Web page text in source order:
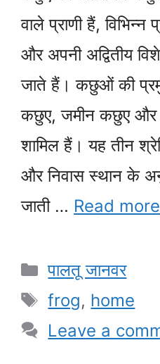
वाले प्राणी हैं, विभिन्न
और अपनी अद्वितीय
जाते हैं। कछुओं की
कछुए, जमीन कछुए और
शामिल हैं। यह तीन
और निवास स्थान के
जाती … Read more
Categories
पालतू जानवर
Tags
frog, home
Leave a